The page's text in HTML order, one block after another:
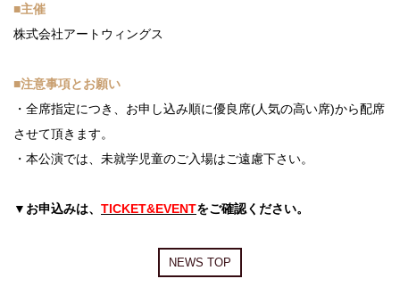
■主催
株式会社アートウィングス
■注意事項とお願い
・全席指定につき、お申し込み順に優良席(人気の高い席)から配席
させて頂きます。
・本公演では、未就学児童のご入場はご遠慮下さい。
▼お申込みは、 TICKET&EVENTをご確認ください。
NEWS TOP